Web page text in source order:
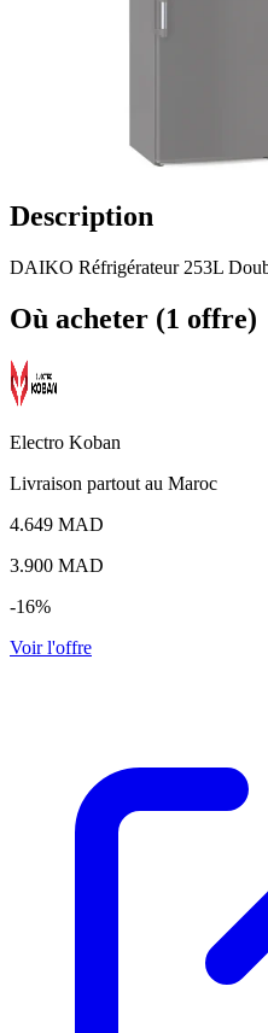
Description
DAIKO Réfrigérateur 253L
Où acheter (1 offre)
Electro Koban
Livraison partout au Maroc
4.649 MAD
3.900 MAD
-16%
Voir l'offre